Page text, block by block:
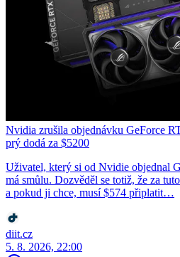
Nvidia zrušila objednávku GeForce
prý dodá za $5200
Uživatel, který si od Nvidie objednal
má smůlu. Dozvěděl se totiž, že za
a pokud ji chce, musí $574 připlatit…
diit.cz
5. 8. 2026, 22:00